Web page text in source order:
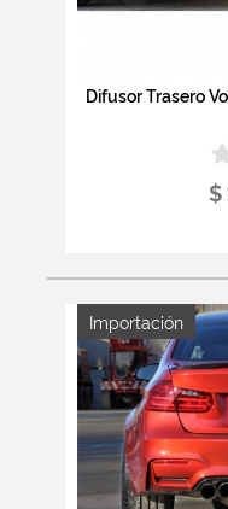
Difusor Trasero
$
Importación